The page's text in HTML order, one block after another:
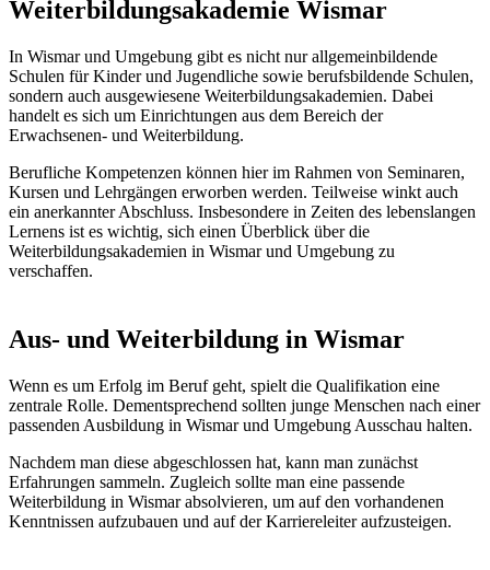
Weiterbildungsakademie Wismar
In Wismar und Umgebung gibt es nicht nur allgemeinbildende
Schulen für Kinder und Jugendliche sowie berufsbildende Schulen,
sondern auch ausgewiesene Weiterbildungsakademien. Dabei
handelt es sich um Einrichtungen aus dem Bereich der
Erwachsenen- und Weiterbildung.
Berufliche Kompetenzen können hier im Rahmen von Seminaren,
Kursen und Lehrgängen erworben werden. Teilweise winkt auch
ein anerkannter Abschluss. Insbesondere in Zeiten des lebenslangen
Lernens ist es wichtig, sich einen Überblick über die
Weiterbildungsakademien in Wismar und Umgebung zu
verschaffen.
Aus- und Weiterbildung in Wismar
Wenn es um Erfolg im Beruf geht, spielt die Qualifikation eine
zentrale Rolle. Dementsprechend sollten junge Menschen nach einer
passenden Ausbildung in Wismar und Umgebung Ausschau halten.
Nachdem man diese abgeschlossen hat, kann man zunächst
Erfahrungen sammeln. Zugleich sollte man eine passende
Weiterbildung in Wismar absolvieren, um auf den vorhandenen
Kenntnissen aufzubauen und auf der Karriereleiter aufzusteigen.